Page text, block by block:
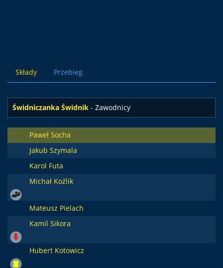
Składy Przebieg
Świdniczanka Świdnik - Zawodnicy
Paweł Socha
Jakub Szymala
Karol Futa
Michał Koźlik
Mateusz Pielach
Kamil Sikora
Hubert Kotowicz